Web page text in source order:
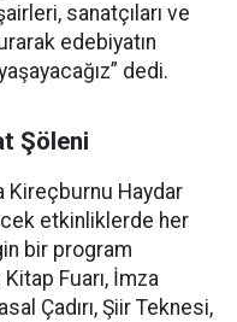
sanatçıları ve
edebiyatın
dedi.
Şöleni
Kireçburnu Haydar
etkinliklerde her
bir program
Kitap Fuarı, İmza
Çadırı, Şiir Teknesi,